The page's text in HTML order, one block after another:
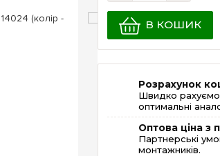
В КОШИК
Розрахунок
Швидко
оптимальні
Оптова ціна з
Партнерські
монтажників.